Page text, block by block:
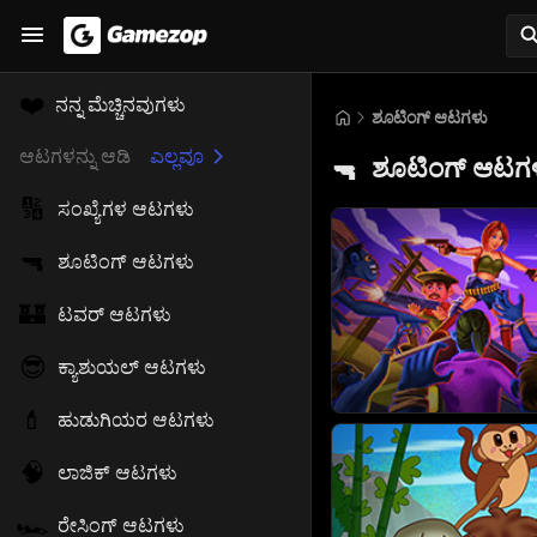
❤️ ನನ್ನ ಮೆಚ್ಚಿನವುಗಳು
ಆಟಗಳನ್ನು ಆಡಿ ಎಲ್ಲವೂ
🔢 ಸಂಖ್ಯೆಗಳ ಆಟಗಳು
🔫 ಶೂಟಿಂಗ್ ಆಟಗಳು
🏰 ಟವರ್ ಆಟಗಳು
😎 ಕ್ಯಾಶುಯಲ್ ಆಟಗಳು
💄 ಹುಡುಗಿಯರ ಆಟಗಳು
🧠 ಲಾಜಿಕ್ ಆಟಗಳು
🏎️ ರೇಸಿಂಗ್ ಆಟಗಳು
ಶೂಟಿಂಗ್ ಆಟಗಳು
🔫 ಶೂಟಿಂಗ್